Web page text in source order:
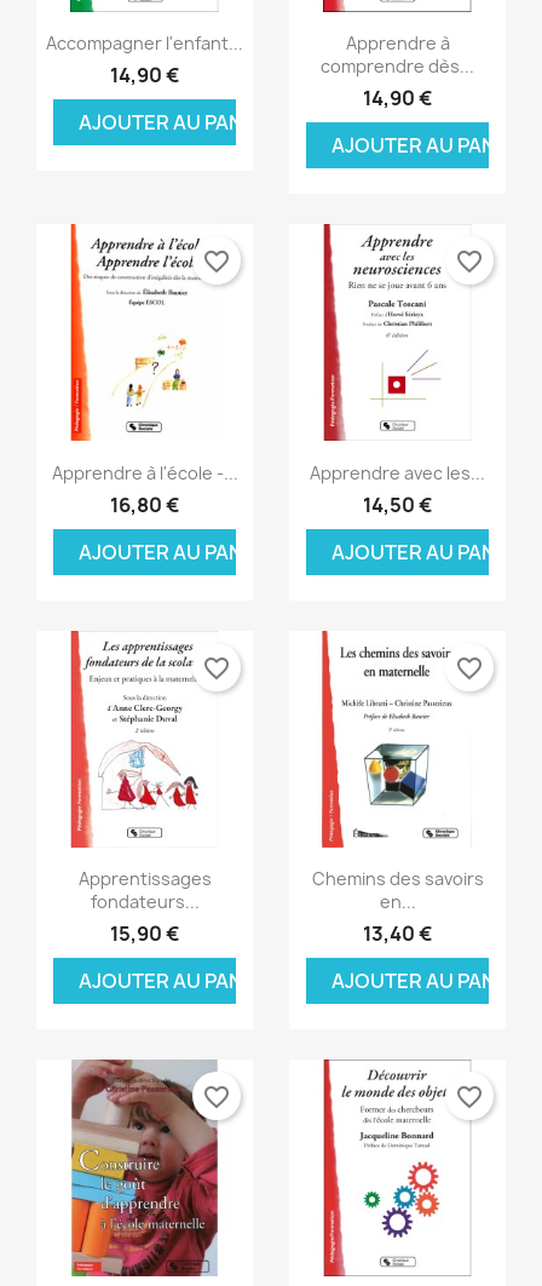
Aperçu rapide
Accompagner l'enfant...
14,90 €
AJOUTER AU PANIER
Aperçu rapide
Apprendre à
comprendre dès...
14,90 €
AJOUTER AU PANIER
Aperçu rapide
Apprendre à l'école -...
16,80 €
AJOUTER AU PANIER
favorite_border
Aperçu rapide
Apprendre avec les...
14,50 €
AJOUTER AU PANIER
favorite_border
Aperçu rapide
Apprentissages
fondateurs...
15,90 €
AJOUTER AU PANIER
favorite_border
Aperçu rapide
Chemins des savoirs
en...
13,40 €
AJOUTER AU PANIER
favorite_border
favorite_border favorite_border